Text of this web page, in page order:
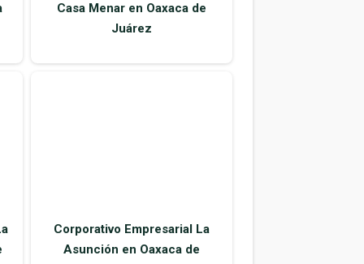
Casa Menar en Oaxaca de
Juárez
Corporativo Empresarial La
Asunción en Oaxaca de